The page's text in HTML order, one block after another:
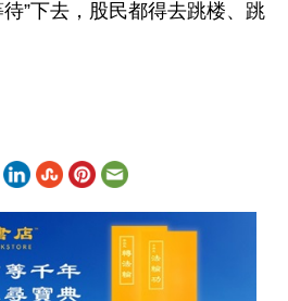
”下去，股民都得去跳楼、跳